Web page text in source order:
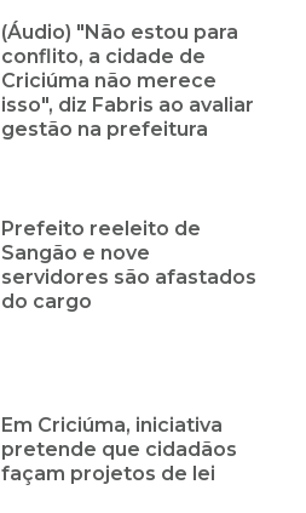
(Áudio) "Não estou para
conflito, a cidade de
Criciúma não merece
isso", diz Fabris ao avaliar
gestão na prefeitura
Prefeito reeleito de
Sangão e nove
servidores são afastados
do cargo
Em Criciúma, iniciativa
pretende que cidadãos
façam projetos de lei